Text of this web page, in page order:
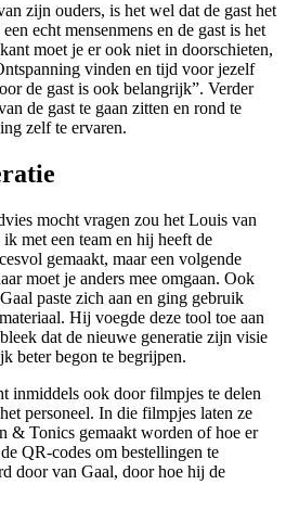
zijn ouders, is het wel dat de gast het
echt mensenmens en de gast is het
moet je er ook niet in doorschieten,
vinden en tijd voor jezelf
de gast is ook belangrijk”. Verder
de gast te gaan zitten en rond te
zelf te ervaren.
mocht vragen zou het Louis van
met een team en hij heeft de
gemaakt, maareen volgende
moet je anders mee omgaan. Ook
paste zich aan en ging gebruik
Hij voegde deze tool toe aan
dat de nieuwe generatie zijn visie
beter begon te begrijpen.
inmiddels ook door filmpjes te delen
personeel. In die filmpjes laten ze
& Tonics gemaakt worden of hoe er
QR-codes om bestellingen te
door van Gaal, door hoe hij de